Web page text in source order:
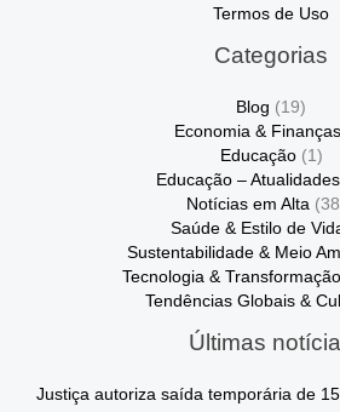
Termos de Uso
Categorias
Blog (19)
Economia & Finanças
Educação(1)
Educação – Atualidades
Notícias em Alta
Saúde & Estilo de
Sustentabilidade & Meio
Tecnologia &
Tendências Globais &
Últimas
Justiça autoriza saída temporária de